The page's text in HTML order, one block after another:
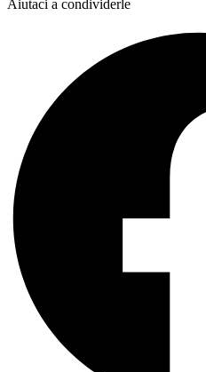
Aiutaci a condividerle